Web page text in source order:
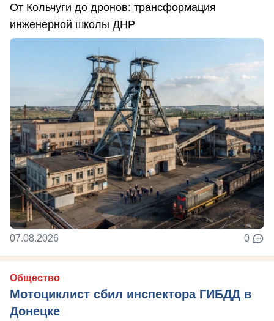
От Кольчуги до дронов: трансформация
инженерной школы ДНР
07.08.2026 0
Общество
Мотоциклист сбил инспектора ГИБДД в
Донецке